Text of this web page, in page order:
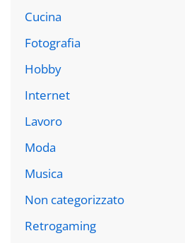
Cucina
Fotografia
Hobby
Internet
Lavoro
Moda
Musica
Non categorizzato
Retrogaming